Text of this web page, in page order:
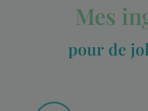
Mes
pour de